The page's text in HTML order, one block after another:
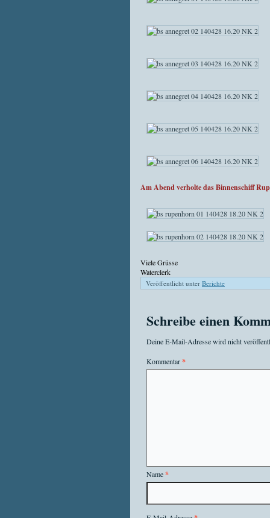
Am Abend verholte das Binnenschiff
Viele Grüsse
Waterclerk
Veröffentlicht unter Berichte
Schreibe einen
Deine E-Mail-Adresse wird nicht
Kommentar*
Name*